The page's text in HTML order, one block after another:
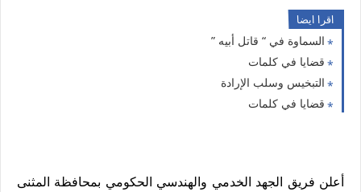
اقرا ايضا
السماوة في “ قاتل أبيه ”
قضايا في كلمات
التبخيس وسلب الإرادة
قضايا في كلمات
أعلن فريق الجهد الخدمي والهندسي الحكومي بمحافظة المثنى